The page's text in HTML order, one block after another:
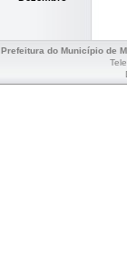
Prefeitura do Município de